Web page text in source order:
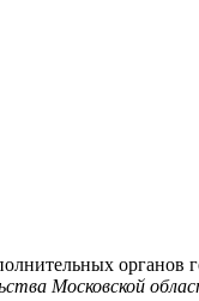
органов
Московской